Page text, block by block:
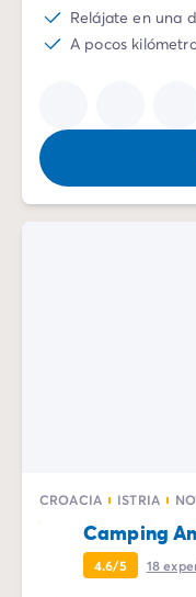
Vive la experiencia
La Experiencia
Nuestros paquetes
Corresponsales
Prepara tu estancia
Seguro de anulación
Relájate en una
A pocos
CROACIA ISTRIA
Camping
4.6/5 18